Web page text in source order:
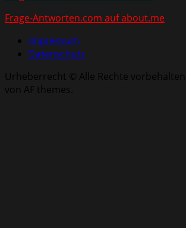
Frage-Antworten.com auf about.me
Impressum
Datenschutz
Urheberrecht © Alle Rechte
von AF themes.